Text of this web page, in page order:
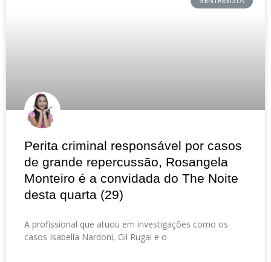
Perita criminal responsável por casos
de grande repercussão, Rosangela
Monteiro é a convidada do The Noite
desta quarta (29)
A profissional que atuou em investigações como os
casos Isabella Nardoni, Gil Rugai e o